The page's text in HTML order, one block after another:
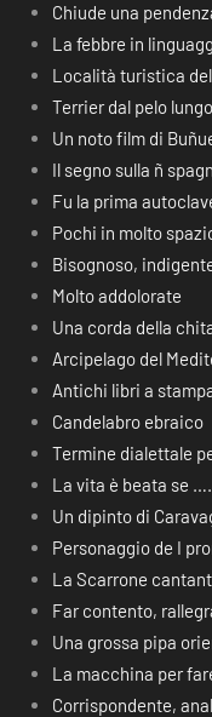
Chiude una
La febbre in
Località turistica
Terrier dal pelo
Un noto film di
Il segno sulla ñ
Fu la prima
Pochi in molto
Bisognoso,
Molto addolorate
Una corda della
Arcipelago del
Antichi libri a
Candelabro ebraico
Termine dialettale
La vita è beata se
Un dipinto di
Personaggio de I
La Scarrone
Far contento,
Una grossa pipa
La macchina per
Corrispondente,